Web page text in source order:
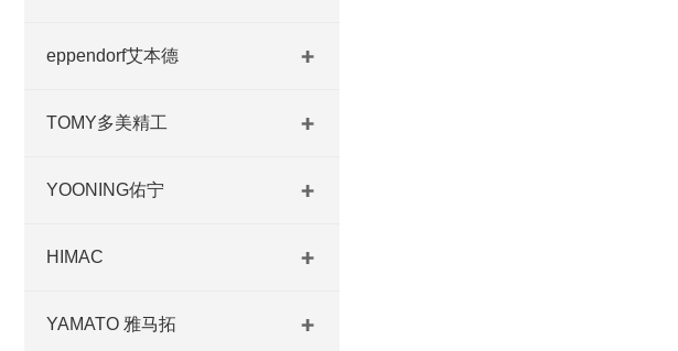
eppendorf艾本德
TOMY多美精工
YOONING佑宁
HIMAC
YAMATO 雅马拓